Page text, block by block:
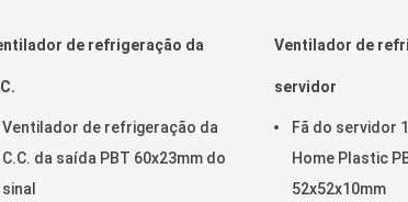
de refrigeração da
Ventilador de refrigeração da
C.C. da saída PBT 60x23mm do
sinal
Ventilador de
servidor
Fã do servidor
Home Plastic
52x52x10mm